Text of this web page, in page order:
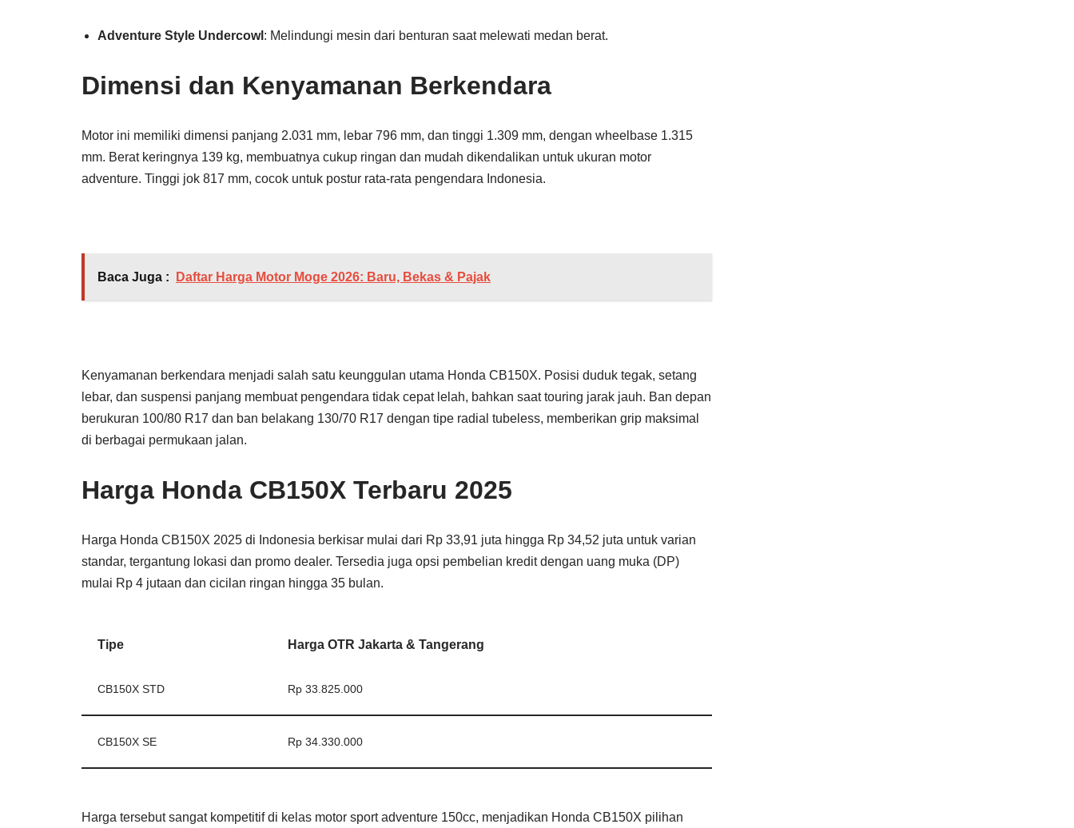
Adventure Style Undercowl : Melindungi mesin dari benturan saat melewati medan berat.
Dimensi dan Kenyamanan Berkendara
Motor ini memiliki dimensi panjang 2.031 mm, lebar 796 mm, dan tinggi 1.309 mm, dengan wheelbase 1.315
mm. Berat keringnya 139 kg, membuatnya cukup ringan dan mudah dikendalikan untuk ukuran motor
adventure. Tinggi jok 817 mm, cocok untuk postur rata-rata pengendara Indonesia.
Baca Juga : Daftar Harga Motor Moge 2026: Baru, Bekas & Pajak
Kenyamanan berkendara menjadi salah satu keunggulan utama Honda CB150X. Posisi duduk tegak, setang
lebar, dan suspensi panjang membuat pengendara tidak cepat lelah, bahkan saat touring jarak jauh. Ban depan
berukuran 100/80 R17 dan ban belakang 130/70 R17 dengan tipe radial tubeless, memberikan grip maksimal
di berbagai permukaan jalan.
Harga Honda CB150X Terbaru 2025
Harga Honda CB150X 2025 di Indonesia berkisar mulai dari Rp 33,91 juta hingga Rp 34,52 juta untuk varian
standar, tergantung lokasi dan promo dealer. Tersedia juga opsi pembelian kredit dengan uang muka (DP)
mulai Rp 4 jutaan dan cicilan ringan hingga 35 bulan.
Tipe Harga OTR Jakarta & Tangerang
CB150X STD Rp 33.825.000
CB150X SE Rp 34.330.000
Harga tersebut sangat kompetitif di kelas motor sport adventure 150cc, menjadikan Honda CB150X pilihan